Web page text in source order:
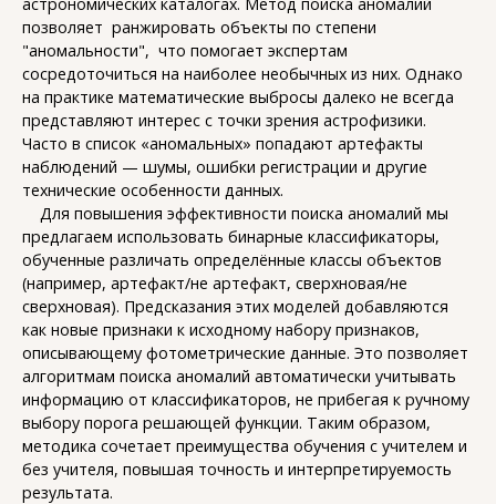
позволяет ранжировать объекты по степени
"аномальности", что помогает экспертам
сосредоточиться на наиболее необычных из них. Однако
на практике математические выбросы далеко не всегда
представляют интерес с точки зрения астрофизики.
Часто в список «аномальных» попадают артефакты
наблюдений — шумы, ошибки регистрации и другие
технические особенности данных.
Для повышения эффективности поиска аномалий мы
предлагаем использовать бинарные классификаторы,
обученные различать определённые классы объектов
(например, артефакт/не артефакт, сверхновая/не
сверхновая). Предсказания этих моделей добавляются
как новые признаки к исходному набору признаков,
описывающему фотометрические данные. Это позволяет
алгоритмам поиска аномалий автоматически учитывать
информацию от классификаторов, не прибегая к ручному
выбору порога решающей функции. Таким образом,
методика сочетает преимущества обучения с учителем и
без учителя, повышая точность и интерпретируемость
результата.